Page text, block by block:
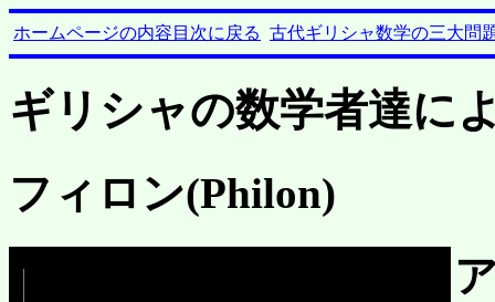
ホームページの内容目次に戻る 古代ギリシャ数学の三大問
ギリシャの数学者達に
フィロン(Philon)